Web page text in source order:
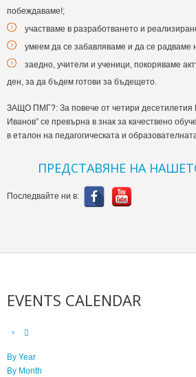
побеждаваме!;
участваме в разработването и
умеем да се забавляваме и да се радваме
заедно, учители и ученици, покоряваме
ден, за да бъдем готови за бъдещето.
ЗАЩО ПМГ?: За повече от четири
Иванов” се превърна в знак за качествено
в еталон на педагогическата и
ПРЕДСТАВЯНЕ НА
Последвайте ни в:
EVENTS CALENDAR
By Year
By Month